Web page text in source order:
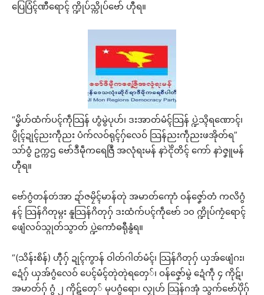
ပြေပြံၚ်ဏီရောၚ် က္ဍိုပ်သ္ကိုပ်ဗော် ဟီုရ။
“မၞိဟ်ထံက်ပၚ်ကဵုသြန် ဟွံမွဲပုဟ်၊ ဒးအာတ်မံၚ်သြန် ပ္ဍဲသ္ၚိရဏောၚ်၊
ပွိုၚ်ဍုၚ်ညးကဵုညး ပံက်လဝ်ရုၚ်ဂှ်လေဝ် သြန်ညးကဵုညးဖအိုတ်ရ”
သာ်ဝွံ ဥက္ကဌ ဗော်ဒဳမဵုကရေဇြဳ အလုံရးမန် နာဲၚိုဲတိၚ် ကော် နာဲဇၞူမန်
ဟီုရ။
ဗော်ဂွံတန်တဴအာ ဍာ်ဇမၠိၚ်မာန်တုဲ အမာတ်ကေုာံ ဝန်ဇၞော်တံ ကလိဂွံ
နၚ် သြန်ဂိတုမ္ဂး နူသြန်ဂိတုဂှ် ဒးထံက်ပၚ်ကဵုဗော် ၁၀ က္ဍိုပ်ကၠံရောၚ်
ဖျေံလဝ်သ္ဂုတ်သွာတ် ပ္ဍဲကောံဓရီုနွံရ။
“(သိန်းစိန်) ဟီုဂှ် ဍုၚ်ကွာန် ဝါတ်ဂါတ်မံၚ်၊ သြန်ဂိတုဂှ် ယှအ်ဖျေံဂး၊
ဍေံဂှ် ယှအ်ဂွံလေဝ် ပေၚ်မံၚ်တုဲတုဲရတှေ်၊ ဝန်ဇၞော်မွဲ ဍေံကဵု ၄ ကိုဋ်၊
အမာတ်ဂှ် ဂွံ ၂ ကိုဋ်တှေ် မုပဂွံရော၊ လၟုဟ် သြန်ဂအုံ သွက်ဗော်ပိုဲဂှ်